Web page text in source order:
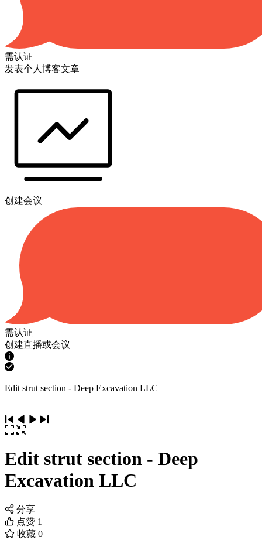
需认证
发表个人博客文章
创建会议
需认证
创建直播或会议
Edit strut section - Deep Excavation LLC
Edit strut section - Deep
Excavation LLC
分享
点赞 1
收藏 0